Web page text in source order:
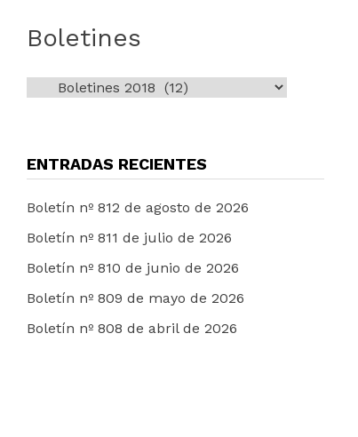
Boletines
Boletines
ENTRADAS RECIENTES
Boletín nº 812 de agosto de 2026
Boletín nº 811 de julio de 2026
Boletín nº 810 de junio de 2026
Boletín nº 809 de mayo de 2026
Boletín nº 808 de abril de 2026